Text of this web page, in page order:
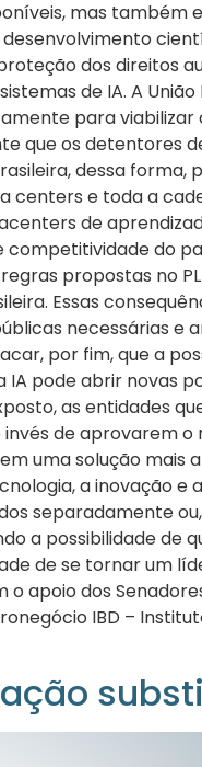
mas também
dos direitos
de IA. A União
para
que os detentores
dessa forma,
e toda a
de
do
propostas no
Essas
necessárias e
por fim, que a
pode abrir novas
as entidades
de aprovarem
uma solução mais
a inovação e
separadamente
a possibilidade de
de se tornar um
apoio dos
IBD –